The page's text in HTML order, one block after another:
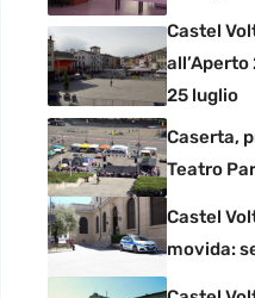
Castel
25 luglio
Caserta,
Teatro
Castel
movida: